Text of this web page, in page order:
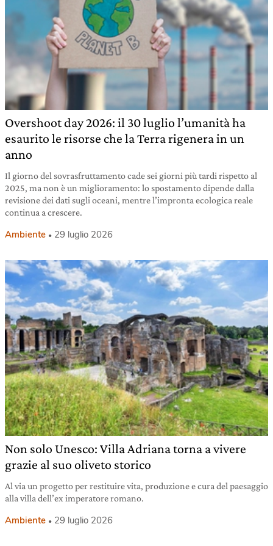
Overshoot day 2026: il 30 luglio l’umanità ha
esaurito le risorse che la Terra rigenera in un
anno
Il giorno del sovrasfruttamento cade sei giorni più tardi rispetto al
2025, ma non è un miglioramento: lo spostamento dipende dalla
revisione dei dati sugli oceani, mentre l’impronta ecologica reale
continua a crescere.
Ambiente 29 luglio 2026
Non solo Unesco: Villa Adriana torna a vivere
grazie al suo oliveto storico
Al via un progetto per restituire vita, produzione e cura del paesaggio
alla villa dell’ex imperatore romano.
Ambiente 29 luglio 2026